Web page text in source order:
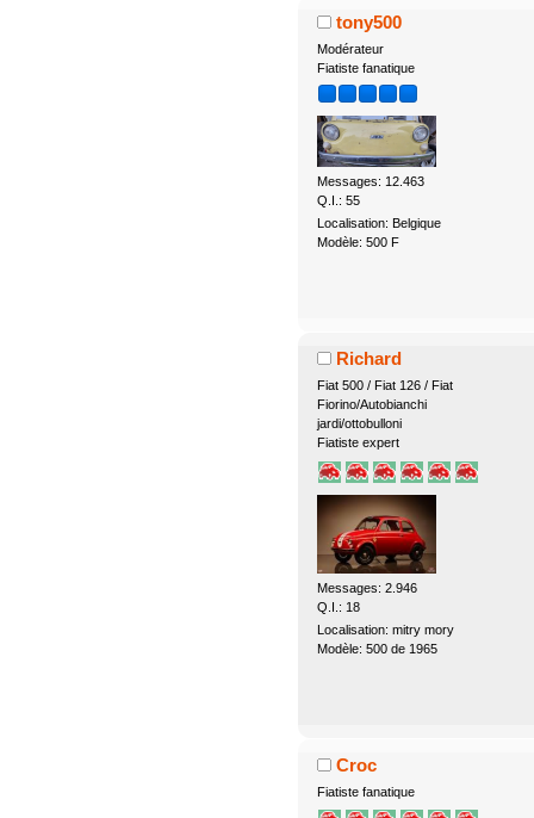
tony500
Modérateur
Fiatiste fanatique
Messages: 12.463
Q.I.: 55
Localisation: Belgique
Modèle: 500 F
Richard
Fiat 500 / Fiat 126 / Fiat
Fiorino/Autobianchi
jardi/ottobulloni
Fiatiste expert
Messages: 2.946
Q.I.: 18
Localisation: mitry mory
Modèle: 500 de 1965
Croc
Fiatiste fanatique